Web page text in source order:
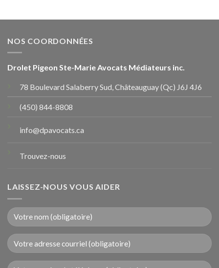
NOS COORDONNÉES
Drolet Pigeon Ste-Marie Avocats Médiateurs inc.
78 Boulevard Salaberry Sud, Châteauguay (Qc) J6J 4J6
(450) 844-8808
info@dpavocats.ca
Trouvez-nous
LAISSEZ-NOUS VOUS AIDER